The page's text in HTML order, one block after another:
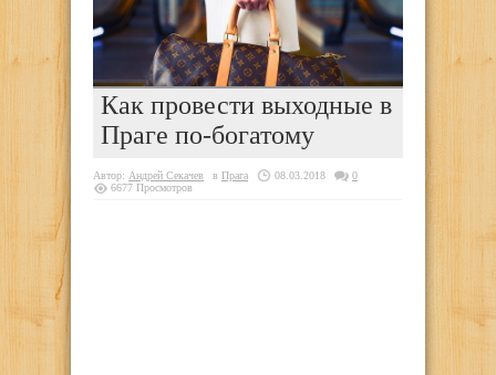
Как провести выходные в
Праге по-богатому
Автор: Андрей Секачев в Прага 08.03.2018
0
6677 Просмотров